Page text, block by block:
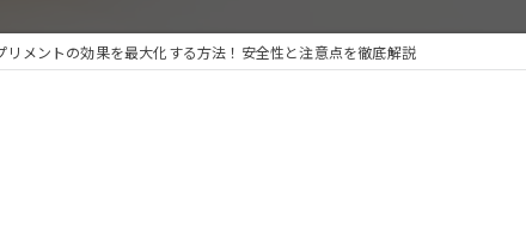
リメントの効果を最大化する方法！安全性と注意点を徹底解説